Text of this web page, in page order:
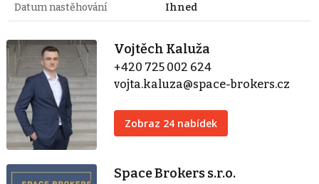
Datum nastěhování Ihned
Vojtěch Kaluža
+420 725 002 624
vojta.kaluza@space-brokers.cz
Zobraz 24 nabídek
Space Brokers s.r.o.